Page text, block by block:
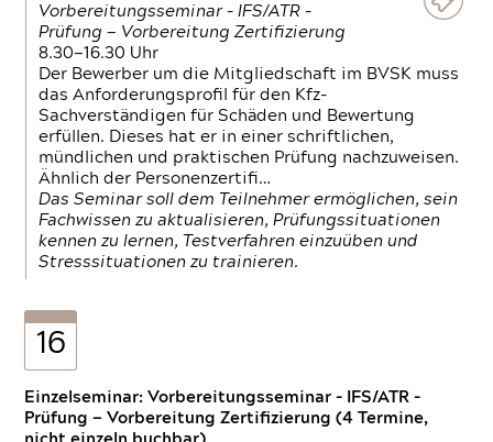
Vorbereitungsseminar - IFS/ATR -
Prüfung — Vorbereitung Zertifizierung
8.30—16.30 Uhr
Der Bewerber um die Mitgliedschaft im BVSK muss
das Anforderungsprofil für den Kfz-
Sachverständigen für Schäden und Bewertung
erfüllen. Dieses hat er in einer schriftlichen,
mündlichen und praktischen Prüfung nachzuweisen.
Ähnlich der Personenzertifi…
Das Seminar soll dem Teilnehmer ermöglichen, sein
Fachwissen zu aktualisieren, Prüfungssituationen
kennen zu lernen, Testverfahren einzuüben und
Stresssituationen zu trainieren.
16
Einzelseminar: Vorbereitungsseminar - IFS/ATR -
Prüfung — Vorbereitung Zertifizierung (4 Termine,